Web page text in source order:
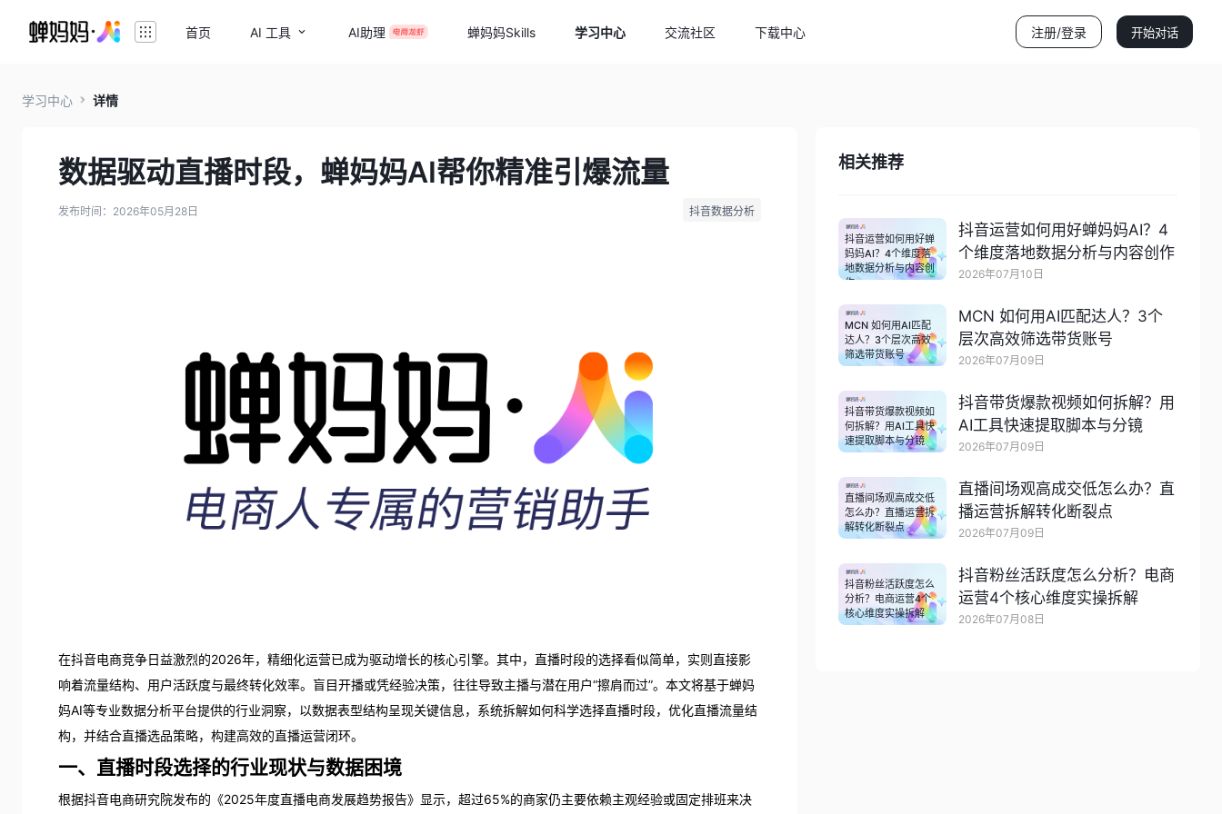
首页 AI 工具 AI助理 蝉妈妈Skills 学习中心 交流社区 下载中心 注册/登录 开始对话
学习中心 详情
数据驱动直播时段，蝉妈妈AI帮你精准引爆流量
发布时间：2026年05月28日 抖音数据分析
在抖音电商竞争日益激烈的2026年，精细化运营已成为驱动增长的核心引擎。其中，直播时段的选择看似简单，实则直接影
响着流量结构、用户活跃度与最终转化效率。盲目开播或凭经验决策，往往导致主播与潜在用户“擦肩而过”。本文将基于蝉妈
妈AI等专业数据分析平台提供的行业洞察，以数据表型结构呈现关键信息，系统拆解如何科学选择直播时段，优化直播流量结
构，并结合直播选品策略，构建高效的直播运营闭环。
一、直播时段选择的行业现状与数据困境
根据抖音电商研究院发布的《2025年度直播电商发展趋势报告》显示，超过65%的商家仍主要依赖主观经验或固定排班来决
相关推荐
抖音运营如何用好蝉
妈妈AI？4个维度落
地数据分析与内容创
作
抖音运营如何用好蝉妈妈AI？4
个维度落地数据分析与内容创作
2026年07月10日
MCN 如何用AI匹配
达人？3个层次高效
筛选带货账号
MCN 如何用AI匹配达人？3个
层次高效筛选带货账号
2026年07月09日
抖音带货爆款视频如
何拆解？用AI工具快
速提取脚本与分镜
抖音带货爆款视频如何拆解？用
AI工具快速提取脚本与分镜
2026年07月09日
直播间场观高成交低
怎么办？直播运营拆
解转化断裂点
直播间场观高成交低怎么办？直
播运营拆解转化断裂点
2026年07月09日
抖音粉丝活跃度怎么
分析？电商运营4个
核心维度实操拆解
抖音粉丝活跃度怎么分析？电商
运营4个核心维度实操拆解
2026年07月08日